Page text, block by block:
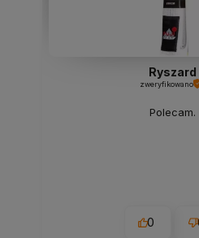
Ryszard
zweryfikowano
Polecam.
0